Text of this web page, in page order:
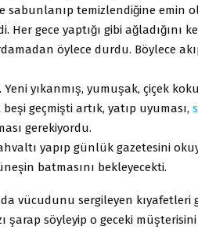
sabunlanıp temizlendiğine emin
Her gece yaptığı gibi
öylece durdu. Böylece
Yeni yıkanmış, yumuşak, çiçek
geçmişti artık, yatıp uyuması,
gerekiyordu.
yapıp günlük gazetesini
batmasını bekleyecekti.
vücudunu sergileyen kıyafetleri
şarap söyleyip o geceki